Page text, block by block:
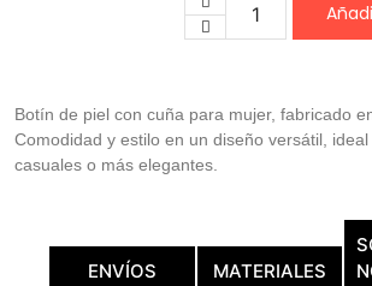
Botín de piel con cuña para mujer, fabricado
Comodidad y estilo en un diseño versátil,
casuales o más elegantes.
ENVÍOS MATERIALES